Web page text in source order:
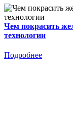
Чем покрасить
технологии
Подробнее